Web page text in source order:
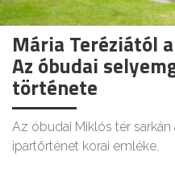
Mária Teréziától
Az óbudai
története
Az óbudai Miklós tér
ipartörténet korai emléke.